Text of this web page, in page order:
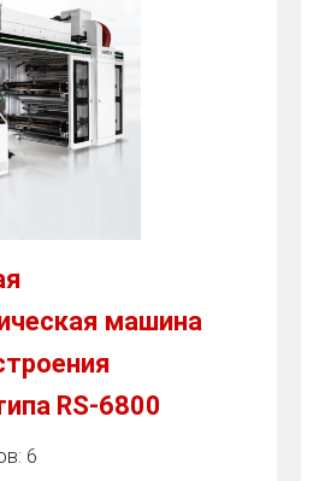
машина
RS-6800
6